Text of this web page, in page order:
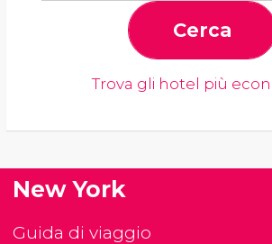
Cerca
Trova gli hotel più
New York
Guida di viaggio